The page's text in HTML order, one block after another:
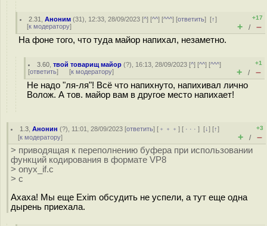
2.31 ,Аноним (31), 12:33, 28/09/2023 [^] [^^] [^^^] [ответить][↑]
[к модератору]
+17
+ / –
На фоне того, что туда майор напихал, незаметно.
3.60 ,твой товарищ майор (?), 16:13, 28/09/2023 [^] [^^] [^^^]
[ответить] [к модератору]
+1
+ / –
Не надо "ля-ля"! Всё что напихнуто, напихивал лично
Волож. А тов. майор вам в другое место напихает!
1.3 ,Анонин (?), 11:01, 28/09/2023 [ответить] [ ﹢﹢﹢] [ · · ·][↓] [↑]
[к модератору]
+3
+ / –
> приводящая к переполнению буфера при использовании
функций кодирования в формате VP8
> onyx_if.c
> c
Ахаха! Мы еще Exim обсудить не успели, а тут еще одна
дырень приехала.